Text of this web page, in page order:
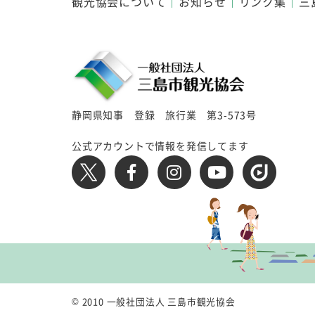
静岡県知事 登録 旅行業 第3-573号
公式アカウントで情報を発信してます
© 2010 一般社団法人 三島市観光協会